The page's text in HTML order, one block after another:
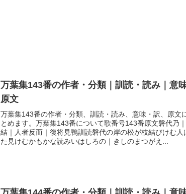
万葉集143番の作者・分類｜訓読・読み｜意味
原文
万葉集143番の作者・分類、訓読・読み、意味・訳、原文
とめます。万葉集143番について歌番号143番原文磐代乃
結｜人者反而｜復将見鴨訓読磐代の岸の松が枝結びけむ人
た見けむかもかな読みいはしろの｜きしのまつがえ...